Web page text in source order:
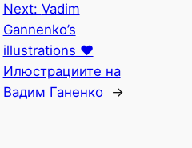
Next: Vadim
Gannenko’s
illustrations ♥
Илюстрациите на
Вадим Ганенко
→